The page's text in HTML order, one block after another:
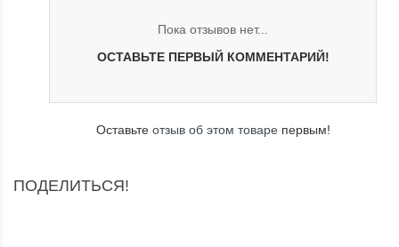
Пока отзывов нет...
ОСТАВЬТЕ ПЕРВЫЙ КОММЕНТАРИЙ!
Оставьте отзыв об этом товарепервым!
ПОДЕЛИТЬСЯ!